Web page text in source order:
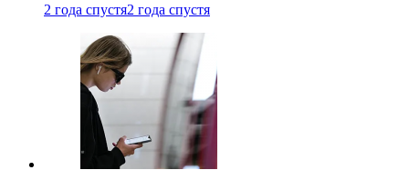
2 года спустя2 года спустя